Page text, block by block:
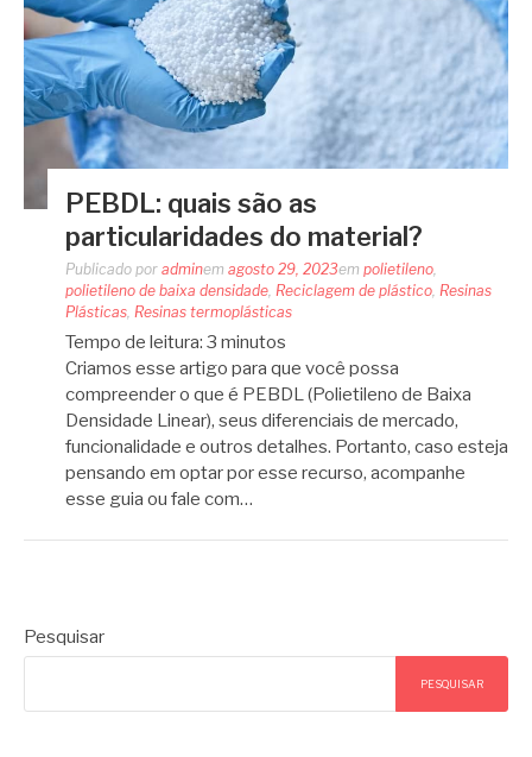
PEBDL: quais são as
particularidades do material?
Publicado por adminem agosto 29, 2023em polietileno,
polietileno de baixa densidade, Reciclagem de plástico, Resinas
Plásticas, Resinas termoplásticas
Tempo de leitura: 3 minutos
Criamos esse artigo para que você possa
compreender o que é PEBDL (Polietileno de Baixa
Densidade Linear), seus diferenciais de mercado,
funcionalidade e outros detalhes. Portanto, caso esteja
pensando em optar por esse recurso, acompanhe
esse guia ou fale com…
Pesquisar
PESQUISAR